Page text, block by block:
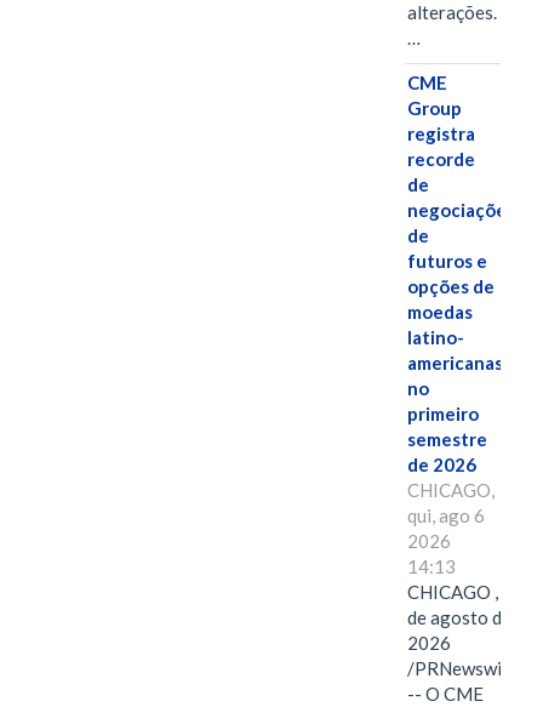
alterações.
…
CME
Group
registra
recorde
de
negociações
de
futuros e
opções de
moedas
latino-
americanas
no
primeiro
semestre
de 2026
CHICAGO,
qui, ago 6
2026
14:13
CHICAGO , 6
de agosto de
2026
/PRNewswire/
-- O CME